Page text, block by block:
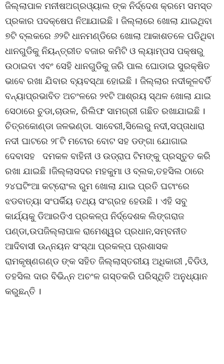
ଜିଲ୍ଲାପାଳ ମନୀଷଅଗ୍ରଓ୍ୟାଲ ଙ୍କ ନିର୍ଦ୍ଦେଶ କ୍ରମେ ସମସ୍ତ
ପ୍ରକାର ପଦକ୍ଷେପ ନିଆଯାଇଛି । ଜିଲ୍ଲାରେ ଖୋଲା ଯାଇଥିବା
୭ଟି ବ୍ଲକରେ ୬୨ଟି ଧାନମଣ୍ଡିରେ ଖୋଲା ଆକାଶତଳେ ପଡିଥିବା
ଧାନଗୁଡିକୁ ନିୟନ୍ତ୍ରୀତ ବଜାର କମିଟି ଓ ଲ୍ୟାମ୍ପସ ପକ୍ଷରୁ
ଉଠାଇବା ଏବଂ ସେହି ଧାନଗୁଡିକୁ ଜରି ପାଲ ଘୋଡାଇ ସୁରକ୍ଷିତ
ଭାବେ ରଖା ଯିବାର ବ୍ୟବସ୍ଥା ହୋଇଛି । ଜିଲ୍ଲାର ନଦୀକୂଳବର୍ତି
ବନ୍ୟାପ୍ରଭାବିତ ଅଚଂଳରେ ୨୧ଟି ଆଶ୍ରୟ ସ୍ଥଳ ଖୋଲା ଯାଇ
ସେଠାରେ ଚୁଡା,ଚାଉଳ, ରିଲିଫ ସାମଗ୍ରୀ ଗଛିତ ରଖାଯାଇଛି ।
ଚିତ୍ରକୋଣ୍ଡା ଜଳଭଣ୍ଡା. ସାବେରୀ,ସିଲେରୁ ନଦୀ,ସପ୍ତାଧାରା
ନଦୀ ଘାଟରେ ୨୮ଟି ମଟୋର ବୋଟ ସହ ଡଙ୍ଗା ଯୋଗାଇ
ଦେବାସହ ଦମକଳ ବାହିନୀ ଓ ଉଡ୍ରାପ ଟିମଙ୍କୁ ପ୍ରସ୍ତୁତ କରି
ରଖା ଯାଇଛି ।ଜିଲ୍ଲାସଦର ମହକୁମା ଓ ବ୍ଲକ,ତହସିଲ ଠାରେ
୨୪ଘଟିଂଆ କଟ୍ରୋଂଲ ରୁମ ଖୋଲା ଯାଇ ପ୍ରତି ଘଟାଂରେ
ଝଡବାତ୍ୟା ସଂପର୍କିୟ ତଥ୍ୟ ସଂଗ୍ରହ ହେଉଛି । ଏହି ସବୁ
କାର୍ଯ୍ୟକୁ ଡିଆରଡିଏ ପ୍ରକଳ୍ପ ନିର୍ଦ୍ଦେଶକ ଲିଙ୍ଗରାଜ
ପଣ୍ଡା,ଉପଜିଲ୍ଲାପାଳ ରାମେଶ୍ୱର ପ୍ରଧାନ,ସମ୍ବନୀତ
ଆଦିବାସୀ ଉନ୍ନୟନ ସଂସ୍ଥା ପ୍ରକଳ୍ପ ପ୍ରଶାସକ
ରାମକୃଷ୍ଣଗଣ୍ଡ ଙ୍କ ସହିତ ଜିଲ୍ଲାସ୍ତରୀୟ ଅଧିକାରୀ ,ବିଡିଓ,
ତହସିଲ ଦାର ବିଭିନ୍ନ ଅଚଂଳ ଗସ୍ତକରି ପରିସ୍ଥିତି ଅନୁଧ୍ୟାନ
କରୁଛନ୍ତି ।